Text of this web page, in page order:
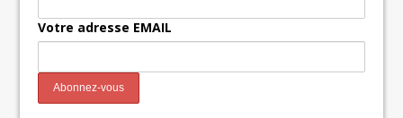
Votre adresse EMAIL